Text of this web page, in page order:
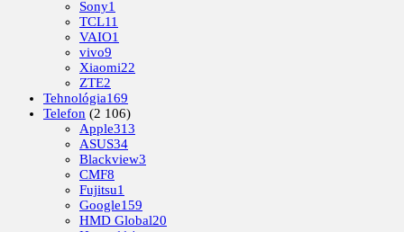
Sony1
TCL11
VAIO1
vivo9
Xiaomi22
ZTE2
Tehnológia169
Telefon (2 106)
Apple313
ASUS34
Blackview3
CMF8
Fujitsu1
Google159
HMD Global20